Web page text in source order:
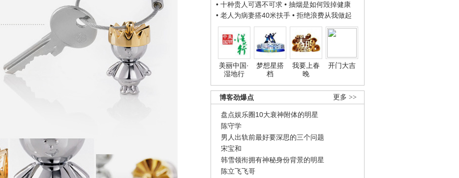
• 十种贵人可遇不可求 • 抽烟是如何毁掉健康
• 老人为病妻搭40米扶手 • 拒绝浪费从我做起
美丽中国·
湿地行
梦想星搭
档
我要上春
晚
开门大吉
更多 >>
博客劲爆点
盘点娱乐圈10大衰神附体的明星
陈守学
男人出轨前最好要深思的三个问题
宋宝和
韩雪领衔拥有神秘身份背景的明星
陈立飞飞哥